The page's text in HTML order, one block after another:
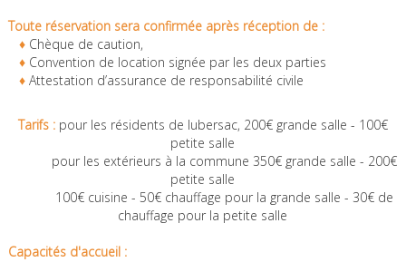
Toute réservation sera confirmée après réception de :
♦ Chèque de caution,
♦ Convention de location signée par les deux parties
♦Attestation d’assurance de responsabilité civile
Tarifs :pour les résidents de lubersac, 200€ grande salle - 100€
petite salle
pour les extérieurs à la commune 350€ grande salle - 200€
petite salle
100€ cuisine - 50€ chauffage pour la grande salle - 30€ de
chauffage pour la petite salle
Capacités d'accueil :